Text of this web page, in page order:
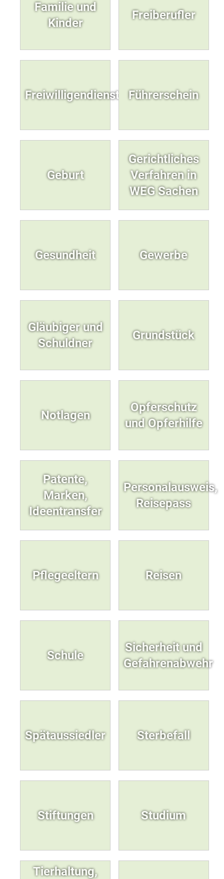
Familie und
Kinder
Freiberufler
Freiwilligendienste Führerschein
Geburt
Gerichtliches
Verfahren in
WEG Sachen
Gesundheit Gewerbe
Gläubiger und
Schuldner
Grundstück
Notlagen
Opferschutz
und Opferhilfe
Patente,
Marken,
Ideentransfer
Personalausweis,
Reisepass
Pflegeeltern Reisen
Schule
Sicherheit und
Gefahrenabwehr
Spätaussiedler Sterbefall
Stiftungen Studium
Tierhaltung,